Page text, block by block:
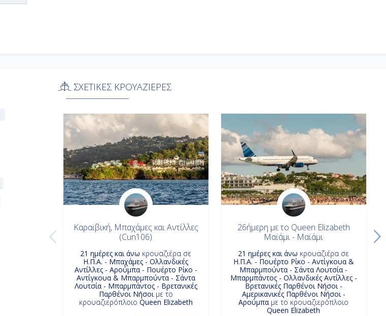
ΣΧΕΤΙΚΕΣ ΚΡΟΥΑΖΙΕΡΕΣ
Καραϊβική, Μπαχάμες και Αντίλλες
(Cun106)
21 ημέρες και άνω κρουαζιέρα σε
Η.Π.Α. - Μπαχάμες - Ολλανδικές
Αντίλλες - Αρούμπα - Πουέρτο Ρίκο -
Αντίγκουα & Μπαρμπούντα - Σάντα
Λουτσία - Μπαρμπάντος - Βρετανικές
Παρθένοι Νήσοιμε το
κρουαζιερόπλοιο Queen Elizabeth
26ήμερη με το Queen Elizabeth
Μαϊάμι - Μαϊάμι
21 ημέρες και άνω κρουαζιέρα σε
Η.Π.Α. - Πουέρτο Ρίκο - Αντίγκουα &
Μπαρμπούντα - Σάντα Λουτσία -
Μπαρμπάντος - Ολλανδικές Αντίλλες -
Βρετανικές Παρθένοι Νήσοι -
Αμερικανικές Παρθένοι Νήσοι -
Αρούμπα με το κρουαζιερόπλοιο
Queen Elizabeth